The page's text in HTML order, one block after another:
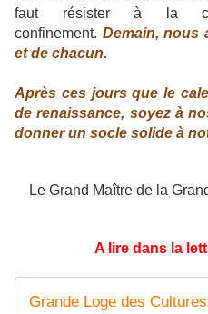
faut résister à la
confinement. Demain, nous
et de chacun.
Après ces jours que le
de renaissance, soyez à
donner un socle solide à
Le Grand Maître de la
A lire dans la
Grande Loge des